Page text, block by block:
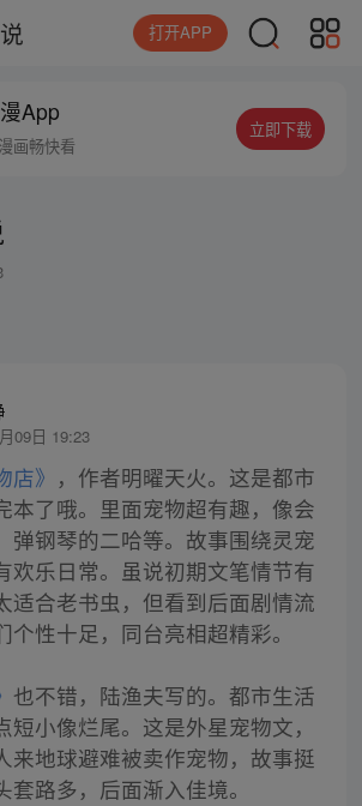
打开APP
App
画畅快看
立即下载
09日 19:23
店》 ，作者明曜天火。这是都市
本了哦。里面宠物超有趣，像会
弹钢琴的二哈等。故事围绕灵宠
欢乐日常。虽说初期文笔情节有
适合老书虫，但看到后面剧情流
个性十足，同台亮相超精彩。
也不错，陆渔夫写的。都市生活
短小像烂尾。这是外星宠物文，
来地球避难被卖作宠物，故事挺
路多，后面渐入佳境。